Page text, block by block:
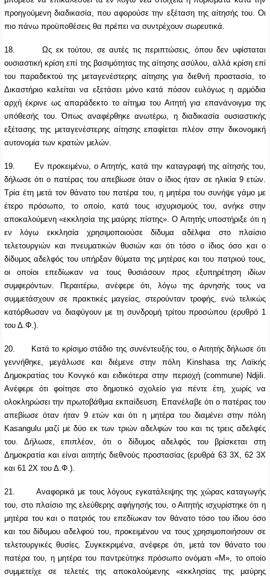
προηγούμενη διαδικασία, που αφορούσε την εξέταση της αίτησής του. Οι
πιο πάνω προϋποθέσεις θα πρέπει να συντρέχουν σωρευτικά.
18.
Ως εκ τούτου, σε αυτές τις περιπτώσεις, όπου δεν υφίσταται
ουσιαστική κρίση επί της βασιμότητας της αίτησης ασύλου, αλλά κρίση επί
του παραδεκτού της μεταγενέστερης αίτησης για διεθνή προστασία, το
Δικαστήριο καλείται να εξετάσει μόνο κατά πόσον ευλόγως η αρμόδια
αρχή έκρινε ως απαράδεκτο το αίτημα του Αιτητή για επανάνοιγμα της
υπόθεσής του. Όπως αναφέρθηκε ανωτέρω, η διαδικασία ουσιαστικής
εξέτασης της μεταγενέστερης αίτησης επαφίεται πλέον στην δικονομική
αυτονομία των κρατών μελών.
19.
Εν προκειμένω, ο Αιτητής, κατά την καταγραφή της αίτησής του,
δήλωσεότι ο πατέρας του απεβίωσε όταν ο ίδιος ήταν σε ηλικία 9 ετών.
Τρία έτη μετά τον θάνατο του πατέρα του, η μητέρα του συνήψε γάμο με
έτερο πρόσωπο, το οποίο, κατά τους ισχυρισμούς του, ανήκε στην
αποκαλούμενη «εκκλησία της μαύρης πίστης». Ο Αιτητής υποστήριξε ότι η
εν λόγω εκκλησία χρησιμοποιούσε δίδυμα αδέλφια στο πλαίσιο
τελετουργιών και πνευματικών θυσιών και ότι τόσο ο ίδιος όσο και ο
δίδυμος αδελφός του υπήρξαν θύματα της μητέρας και του πατριού τους,
οι οποίοι επεδίωκαν να τους θυσιάσουν προς εξυπηρέτηση ιδίων
συμφερόντων. Περαιτέρω, ανέφερε ότι, λόγω της άρνησής τους να
συμμετάσχουν σε πρακτικές μαγείας, στερούνταν τροφής, ενώ τελικώς
κατόρθωσαν να διαφύγουν με τη συνδρομή τρίτου προσώπου (ερυθρό 1
του Δ.Φ.).
20.
Κατά το κρίσιμο στάδιο της συνέντευξής του, ο Αιτητής δήλωσε ότι
γεννήθηκε, μεγάλωσε και διέμενε στην πόλη Kinshasa της Λαϊκής
Δημοκρατίας του Κονγκό και ειδικότερα στην περιοχή (commune) Ndjili.
Ανέφερε ότι φοίτησε στο δημοτικό σχολείο για πέντε έτη, χωρίς να
ολοκληρώσει την πρωτοβάθμια εκπαίδευση. Επανέλαβε ότι ο πατέρας του
απεβίωσε όταν ήταν 9 ετών και ότι η μητέρα του διαμένει στην πόλη
Kasangulu μαζί με δύο εκ των τριών αδελφών του και τις τρεις αδελφές
του. Δήλωσε, επιπλέον, ότι ο δίδυμος αδελφός του βρίσκεται στη
Δημοκρατία και είναι αιτητής διεθνούς προστασίας (ερυθρά 63 3Χ, 62 3Χ
και 61 2Χ του Δ.Φ.).
21.
Αναφορικά με τους λόγους εγκατάλειψης της χώρας καταγωγής
του, στο πλαίσιο της ελεύθερης αφήγησής του, ο Αιτητής ισχυρίστηκε ότι η
μητέρα του και ο πατριός του επεδίωκαν τον θάνατο τόσο του ίδιου όσο
και του δίδυμου αδελφού του, προκειμένου να τους χρησιμοποιήσουν σε
τελετουργικές θυσίες. Συγκεκριμένα, ανέφερε ότι, μετά τον θάνατο του
πατέρα του, η μητέρα του παντρεύτηκε πρόσωπο ονόματι «Μ», το οποίο
συμμετείχε σε τελετές της αποκαλούμενης «εκκλησίας της μαύρης